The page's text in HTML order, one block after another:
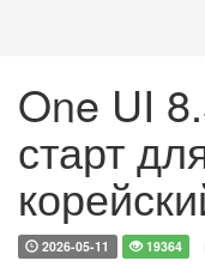
One UI
старт
2026-05-11 19364